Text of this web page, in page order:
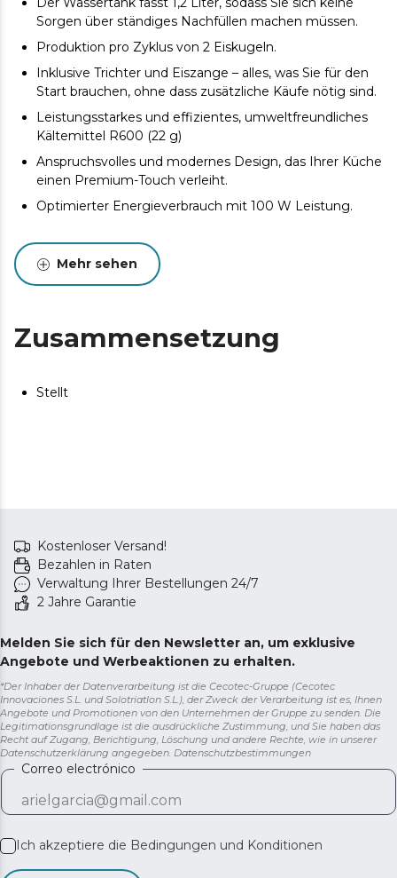
Sorgen über ständiges Nachfüllen machen müssen.
Produktion pro Zyklus von 2 Eiskugeln.
Inklusive Trichter und Eiszange – alles, was Sie für den
Start brauchen, ohne dass zusätzliche Käufe nötig sind.
Leistungsstarkes und effizientes, umweltfreundliches
Kältemittel R600 (22 g)
Anspruchsvolles und modernes Design, das Ihrer Küche
einen Premium-Touch verleiht.
Optimierter Energieverbrauch mit 100 W Leistung.
Mehr sehen
Zusammensetzung
Stellt
Kostenloser Versand!
Bezahlen in Raten
Verwaltung Ihrer Bestellungen 24/7
2 Jahre Garantie
Melden Sie sich für den Newsletter an, um exklusive
Angebote und Werbeaktionen zu erhalten.
*Der Inhaber der Datenverarbeitung ist die Cecotec-Gruppe (Cecotec
Innovaciones S.L. und Solotriatlon S.L.), der Zweck der Verarbeitung ist es, Ihnen
Angebote und Promotionen von den Unternehmen der Gruppe zu senden. Die
Legitimationsgrundlage ist die ausdrückliche Zustimmung, und Sie haben das
Recht auf Zugang, Berichtigung, Löschung und andere Rechte, wie in unserer
Datenschutzerklärung angegeben. Datenschutzbestimmungen
Correo electrónico
Ich akzeptiere die Bedingungen und Konditionen